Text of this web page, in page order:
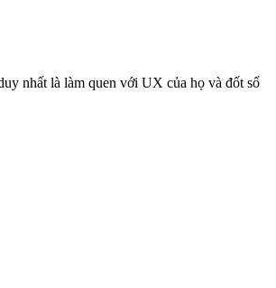
nhất là làm quen với UX của họ và đốt số